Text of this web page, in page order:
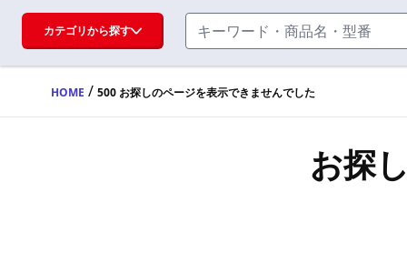
ハンドル・取手・つまみ・周辺機器
FA・A
カテゴリから探す
HOME / 500 お探しのページを表示できませんでした
お探